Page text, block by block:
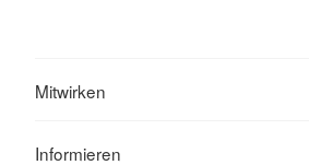
Mitwirken
Informieren